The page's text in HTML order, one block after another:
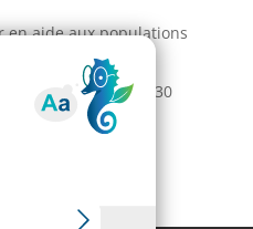
en aide aux populations
revient les 28, 29 et 30